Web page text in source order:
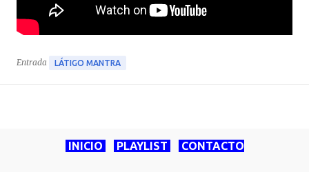
Entrada LÁTIGO MANTRA
INICIO PLAYLIST CONTACTO